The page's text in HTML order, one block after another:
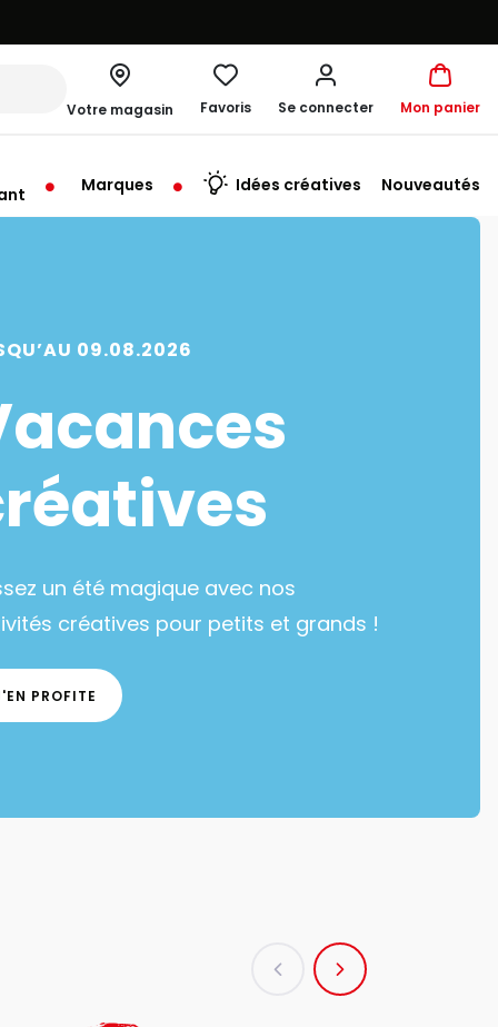
Votre magasin
à 10:00
Favoris Se connecter Mon panier
Marques Idées créatives Nouveautés
09.08.2026
un été magique avec nos
créatives pour petits et grands !
PROFITE